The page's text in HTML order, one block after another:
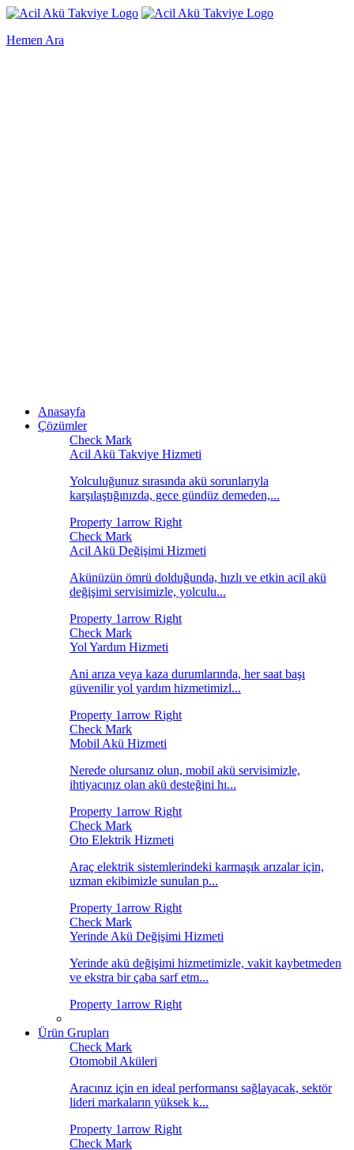
Hemen Ara
Anasayfa
Çözümler
Acil Akü Takviye Hizmeti
Yolculuğunuz sırasında akü sorunlarıyla
karşılaştığınızda, gece gündüz demeden,...
Acil Akü Değişimi Hizmeti
Akünüzün ömrü dolduğunda, hızlı ve etkin acil akü
değişimi servisimizle, yolculu...
Yol Yardım Hizmeti
Ani arıza veya kaza durumlarında, her saat başı
güvenilir yol yardım hizmetimizl...
Mobil Akü Hizmeti
Nerede olursanız olun, mobil akü servisimizle,
ihtiyacınız olan akü desteğini hı...
Oto Elektrik Hizmeti
Araç elektrik sistemlerindeki karmaşık arızalar için,
uzman ekibimizle sunulan p...
Yerinde Akü Değişimi Hizmeti
Yerinde akü değişimi hizmetimizle, vakit kaybetmeden
ve ekstra bir çaba sarf etm...
Ürün Grupları
Otomobil Aküleri
Aracınız için en ideal performansı sağlayacak, sektör
lideri markaların yüksek k...